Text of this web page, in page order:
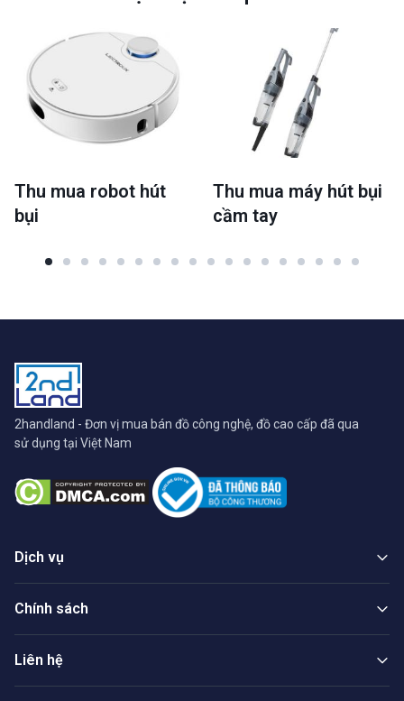
Thu mua robot hút
bụi
Thu mua máy hút bụi
cầm tay
2handland - Đơn vị mua bán đồ công nghệ, đồ cao cấp đã qua
sử dụng tại Việt Nam
Dịch vụ
Chính sách
Liên hệ